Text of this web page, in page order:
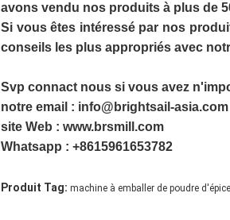
avons vendu nos produits à plus de
Si vous êtes intéressé par nos
conseils les plus appropriés avec
Svp connact nous si vous avez
notre email : info@brightsail-asia.com
site Web : www.brsmill.com
Whatsapp : +8615961653782
Produit Tag: machine à emballer de poudre d'épice